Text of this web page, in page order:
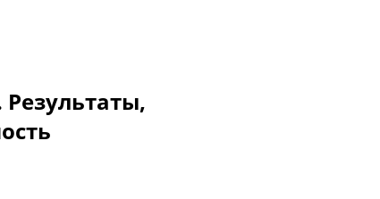
Результаты,